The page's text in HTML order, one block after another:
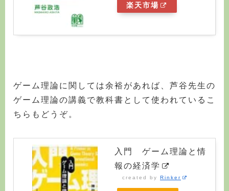
楽天市場
ゲーム理論に関しては余裕があれば、芦谷先生の
ゲーム理論の講義で教科書として使われているこ
ちらもどうぞ。
入門 ゲーム理論と情
報の経済学
created by Rinker